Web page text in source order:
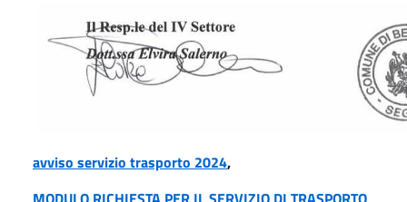
avviso servizio trasporto 2024,